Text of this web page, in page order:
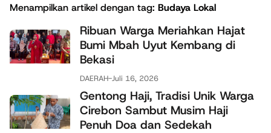
Menampilkan artikel dengan tag: Budaya Lokal
Ribuan Warga Meriahkan Hajat
Bumi Mbah Uyut Kembang di
Bekasi
DAERAH-Juli 16, 2026
Gentong Haji, Tradisi Unik Warga
Cirebon Sambut Musim Haji
Penuh Doa dan Sedekah